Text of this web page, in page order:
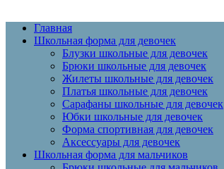
Главная
Школьная форма для девочек
Блузки школьные для девочек
Брюки школьные для девочек
Жилеты школьные для девочек
Платья школьные для девочек
Сарафаны школьные для девочек
Юбки школьные для девочек
Форма спортивная для девочек
Аксессуары для девочек
Школьная форма для мальчиков